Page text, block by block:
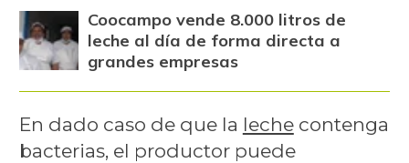
Coocampo vende 8.000 litros de
leche al día de forma directa a
grandes empresas
En dado caso de que la lechecontenga
bacterias, el productor puede